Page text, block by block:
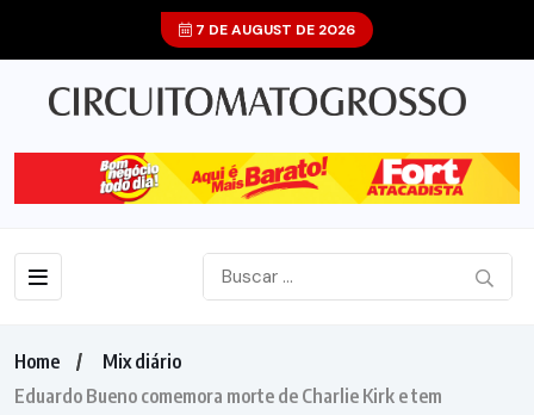
7 DE AUGUST DE 2026
Home
Mix diário
Eduardo Bueno comemora morte de Charlie Kirk e tem